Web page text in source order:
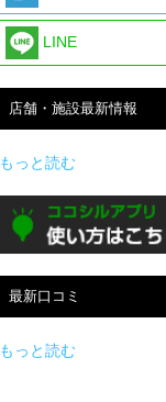
LINE
店舗・施設最新情報
もっと読む
最新口コミ
もっと読む